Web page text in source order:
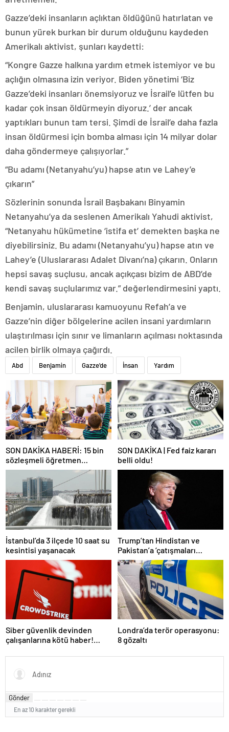
Gazze’deki insanların açlıktan öldüğünü hatırlatan ve
bunun yürek burkan bir durum olduğunu kaydeden
Amerikalı aktivist, şunları kaydetti:
“Kongre Gazze halkına yardım etmek istemiyor ve bu
açlığın olmasına izin veriyor. Biden yönetimi ‘Biz
Gazze’deki insanları önemsiyoruz ve İsrail’e lütfen bu
kadar çok insan öldürmeyin diyoruz.’ der ancak
yaptıkları bunun tam tersi. Şimdi de İsrail’e daha fazla
insan öldürmesi için bomba alması için 14 milyar dolar
daha göndermeye çalışıyorlar.”
“Bu adamı (Netanyahu’yu) hapse atın ve Lahey’e
çıkarın”
Sözlerinin sonunda İsrail Başbakanı Binyamin
Netanyahu’ya da seslenen Amerikalı Yahudi aktivist,
“Netanyahu hükümetine ‘istifa et’ demekten başka ne
diyebilirsiniz. Bu adamı (Netanyahu’yu) hapse atın ve
Lahey’e (Uluslararası Adalet Divanı’na) çıkarın. Onların
hepsi savaş suçlusu, ancak açıkçası bizim de ABD’de
kendi savaş suçlularımız var.” değerlendirmesini yaptı.
Benjamin, uluslararası kamuoyunu Refah’a ve
Gazze’nin diğer bölgelerine acilen insani yardımların
ulaştırılması için sınır ve limanların açılması noktasında
acilen birlik olmaya çağırdı.
Abd Benjamin Gazze'de İnsan Yardım
SON DAKİKA HABERİ: 15 bin
sözleşmeli öğretmen
atamasında sözlü sınava hak
kazanan adaylar açıklandı
SON DAKİKA | Fed faiz kararı
belli oldu!
İstanbul’da 3 ilçede 10 saat su
kesintisi yaşanacak
Trump’tan Hindistan ve
Pakistan’a ‘çatışmaları
durdurun’ çağrısı
Siber güvenlik devinden
çalışanlarına kötü haber!
Londra’da terör operasyonu:
8 gözaltı
Gönder
En az 10 karakter gerekli